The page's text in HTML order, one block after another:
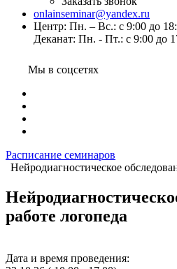
onlainseminar@yandex.ru
Центр: Пн. – Вс.: с 9:00 до
Деканат: Пн. - Пт.: с 9:00 до
Мы в соцсетях
Расписание семинаров
Нейродиагностическое
работе логопеда
Дата и время проведения: